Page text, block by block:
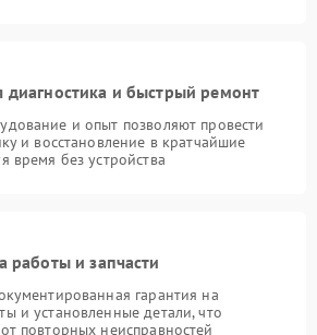
диагностика и быстрый ремонт
и опыт позволяют провести
и восстановление в кратчайшие
время без устройства
работы и запчасти
гарантия на
и установленные детали, что
повторных неисправностей